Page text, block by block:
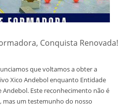
Conquista Renovada!
que voltamos a obter a
Xico Andebol enquanto Entidade
Andebol. Este reconhecimento não é
mas um testemunho do nosso